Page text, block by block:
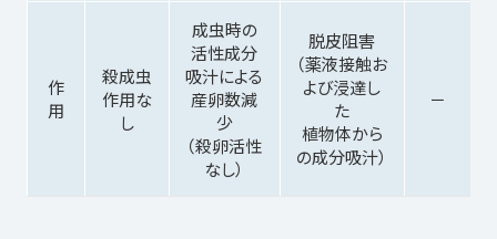
作
用
殺成虫
作用な
し
成虫時の
活性成分
吸汁による
産卵数減
少
（殺卵活性
なし）
脱皮阻害
（薬液接触お
よび浸達し
た
植物体から
の成分吸汁）
－